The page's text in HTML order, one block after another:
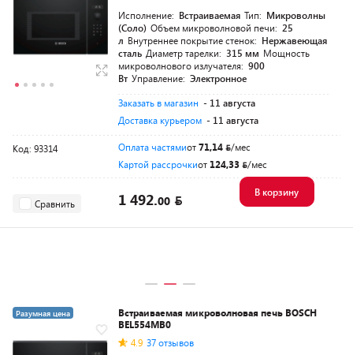
Исполнение: Встраиваемая Тип: Микроволны
(Соло) Объем микроволновой печи: 25
л Внутреннее покрытие стенок: Нержавеющая
сталь Диаметр тарелки: 315 мм Мощность
микроволнового излучателя: 900
Вт Управление: Электронное
Заказать в магазин - 11 августа
Доставка курьером - 11 августа
Код: 93314 Оплата частямиот71,14
/мес
Картой рассрочкиот 124,33 /мес
Сравнить 1 492.00
В корзину
Разумная цена
Встраиваемая микроволновая печь BOSCH
BEL554MB0
4.9 37 отзывов